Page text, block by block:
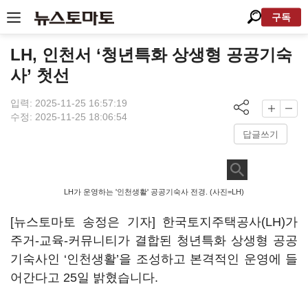
구독
LH, 인천서 ‘청년특화 상생형 공공기숙
사’ 첫선
입력: 2025-11-25 16:57:19
수정: 2025-11-25 18:06:54
답글쓰기
LH가 운영하는 '인천생활' 공공기숙사 전경. (사진=LH)
[뉴스토마토 송정은 기자] 한국토지주택공사(LH)가
주거-교육-커뮤니티가 결합된 청년특화 상생형 공공
기숙사인 ‘인천생활’을 조성하고 본격적인 운영에 들
어간다고 25일 밝혔습니다.